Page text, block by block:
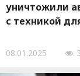
уничтожили
с техникой
08.01.2025